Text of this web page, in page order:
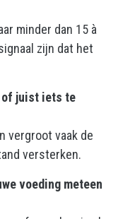
minder dan 15 à
zijn dat het
of juist iets te
vergroot vaak de
versterken.
voeding meteen